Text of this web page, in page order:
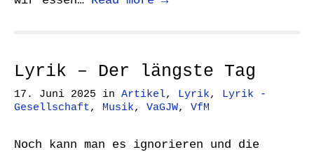
Lyrik – Der längste Tag
17. Juni 2025 in Artikel, Lyrik, Lyrik -
Gesellschaft, Musik, VaGJW, VfM
Noch kann man es ignorieren und die